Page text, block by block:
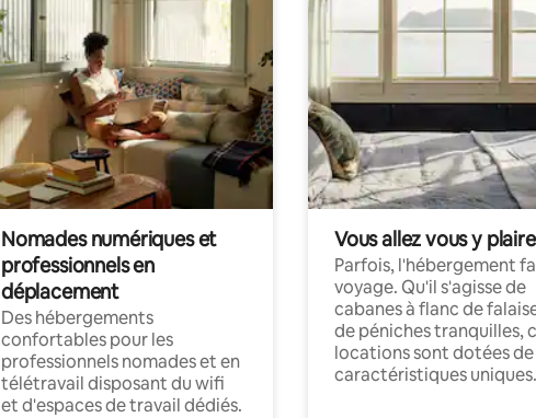
Nomades numériques et
professionnels en
déplacement
Des hébergements
confortables pour les
professionnels nomades et en
télétravail disposant du wifi
et d'espaces de travail dédiés.
Vous allez vous y plaire
Parfois, l'hébergement
voyage. Qu'il s'agisse de
cabanes à flanc de
de péniches tranquilles,
locations sont dotées de
caractéristiques uniques.